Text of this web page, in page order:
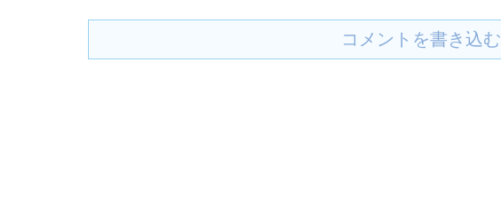
コメントを書き込む